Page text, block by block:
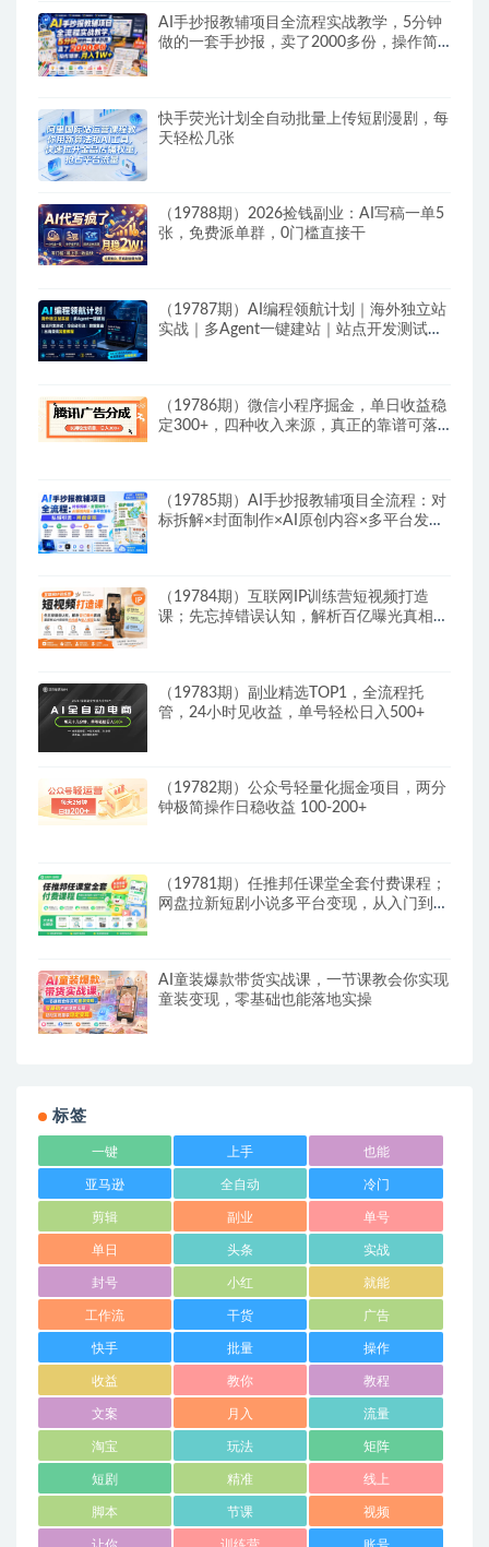
AI手抄报教辅项目全流程实战教学，5分钟
做的一套手抄报，卖了2000多份，操作简
快手荧光计划全自动批量上传短剧漫剧，每
天轻松几张
（19788期）2026捡钱副业：AI写稿一单5
张，免费派单群，0门槛直接干
（19787期）AI编程领航计划｜海外独立站
实战｜多Agent一键建站｜站点开发测试｜
（19786期）微信小程序掘金，单日收益稳
定300+，四种收入来源，真正的靠谱可落
（19785期）AI手抄报教辅项目全流程：对
标拆解×封面制作×AI原创内容×多平台发布
（19784期）互联网IP训练营短视频打造
课；先忘掉错误认知，解析百亿曝光真相，
（19783期）副业精选TOP1，全流程托
管，24小时见收益，单号轻松日入500+
（19782期）公众号轻量化掘金项目，两分
钟极简操作日稳收益 100-200+
（19781期）任推邦任课堂全套付费课程；
网盘拉新短剧小说多平台变现，从入门到高
AI童装爆款带货实战课，一节课教会你实现
童装变现，零基础也能落地实操
标签
一键 上手 也能
亚马逊 全自动 冷门
剪辑 副业 单号
单日 头条 实战
封号 小红 就能
工作流 干货 广告
快手 批量 操作
收益 教你 教程
文案 月入 流量
淘宝 玩法 矩阵
短剧 精准 线上
脚本 节课 视频